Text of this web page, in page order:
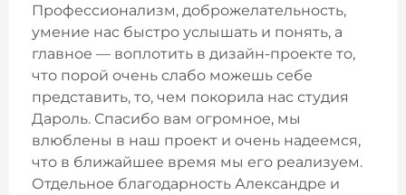
Профессионализм, доброжелательность,
умение нас быстро услышать и понять, а
главное — воплотить в дизайн-проекте то,
что порой очень слабо можешь себе
представить, то, чем покорила нас студия
Дароль. Спасибо вам огромное, мы
влюблены в наш проект и очень надеемся,
что в ближайшее время мы его реализуем.
Отдельное благодарность Александре и